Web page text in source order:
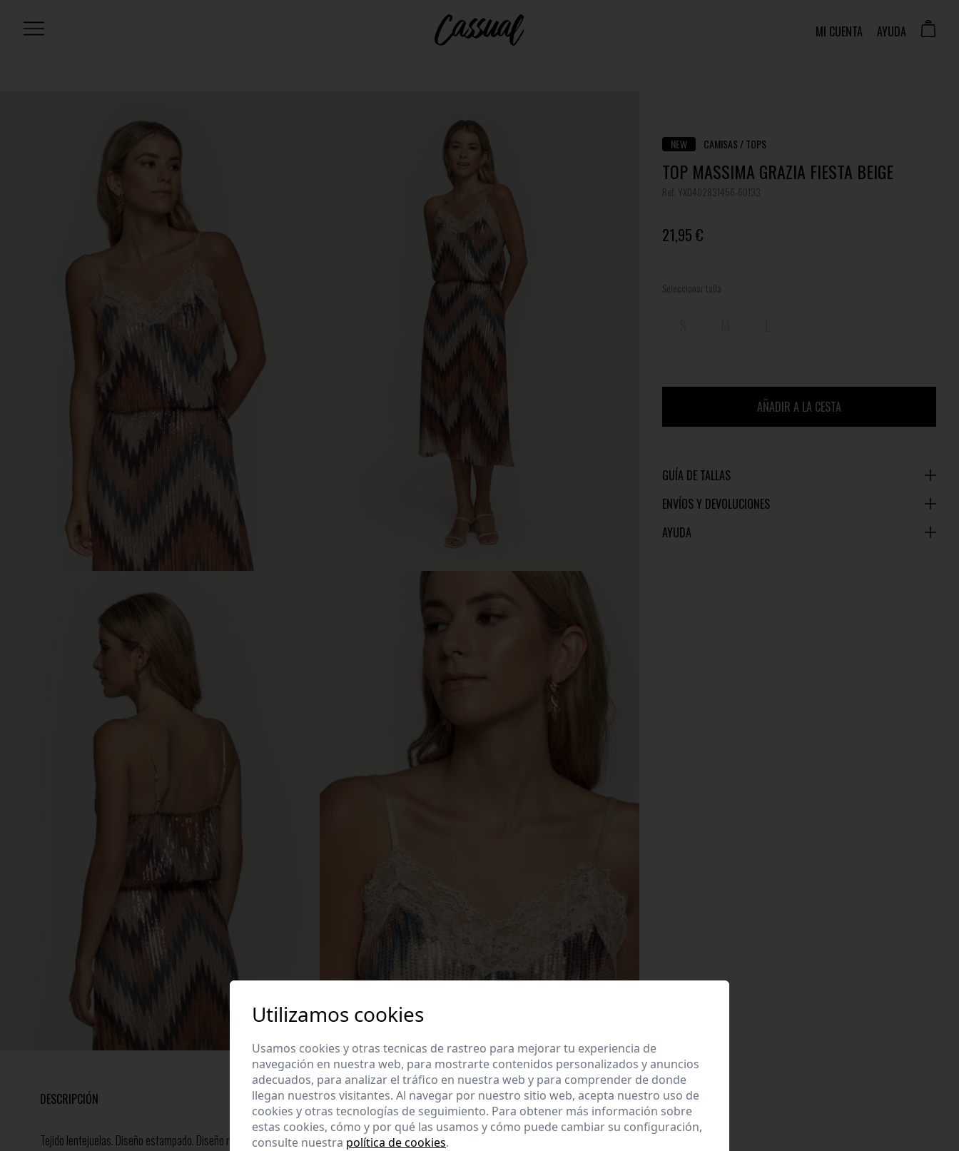
MI CUENTA AYUDA
NEW CAMISAS / TOPS
TOP MASSIMA GRAZIA FIESTA BEIGE
Ref. YX0402831456-60133
21,95 €
Seleccionar talla
AÑADIR A LA CESTA
GUÍA DE TALLAS
ENVÍOS Y DEVOLUCIONES
AYUDA
DESCRIPCIÓN
Tejido lentejuelas. Diseño estampado. Diseño recto. Cuello pico. Manga tirantes. Detalle
Utilizamos cookies
Usamos cookies y otras tecnicas de rastreo para mejorar tu experiencia de
navegación en nuestra web, para mostrarte contenidos personalizados y anuncios
adecuados, para analizar el tráfico en nuestra web y para comprender de donde
llegan nuestros visitantes. Al navegar por nuestro sitio web, acepta nuestro uso de
cookies y otras tecnologías de seguimiento. Para obtener más información sobre
estas cookies, cómo y por qué las usamos y cómo puede cambiar su configuración,
consulte nuestra política de cookies.